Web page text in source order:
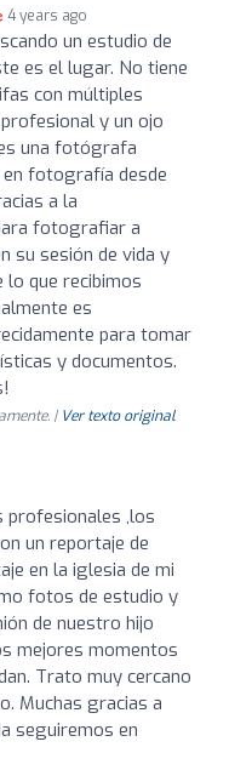
4 years ago
un estudio de
es el lugar. No tiene
con múltiples
y un ojo
una fotógrafa
fotografía desde
a la
fotografiar a
su sesión de vida y
lo que recibimos
es
para tomar
y documentos.
| Ver texto original
profesionales ,los
un reportaje de
en la iglesia de mi
fotos de estudio y
de nuestro hijo
mejores momentos
Trato muy cercano
Muchas gracias a
seguiremos en